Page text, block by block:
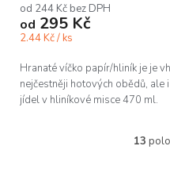
od 244 Kč bez DPH
od 295 Kč
2.44 Kč / ks
Hranaté víčko papír/hliník je je
nejčestněji hotových obědů, ale
jídel v hliníkové misce 470 ml.
13